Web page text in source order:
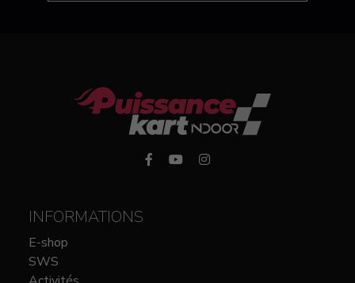
INFORMATIONS
E-shop
SWS